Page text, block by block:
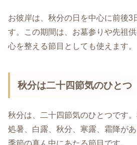
お彼岸は、秋分の日を中心に前後3
す。この期間は、お墓参りや先祖
心を整える節目としても使えます。
秋分は二十四節気のひとつ
秋分は、二十四節気のひとつです
処暑、白露、秋分、寒露、霜降が
季節の真ん中にあたる節目です。